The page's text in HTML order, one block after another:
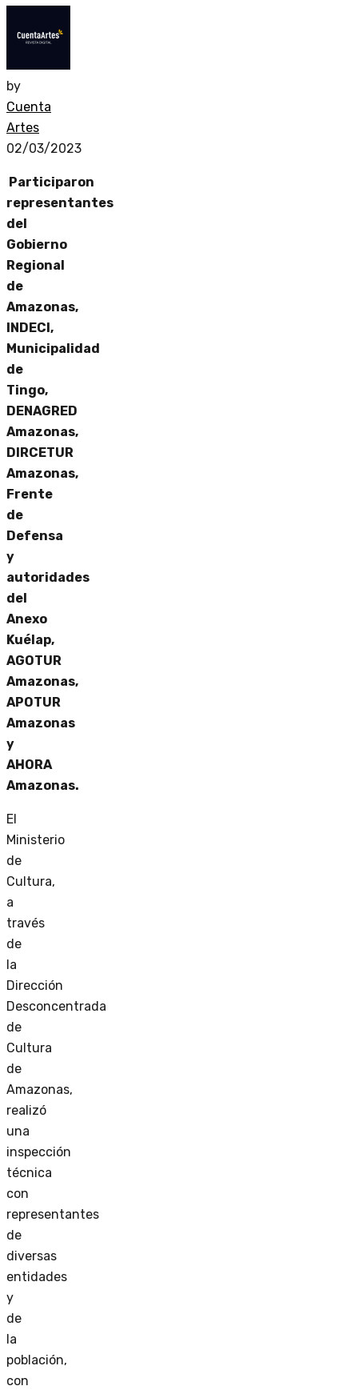
by
Cuenta
Artes
02/03/2023
Participaron
representantes
del
Gobierno
Regional
de
Amazonas,
INDECI,
Municipalidad
de
Tingo,
DENAGRED
Amazonas,
DIRCETUR
Amazonas,
Frente
de
Defensa
y
autoridades
del
Anexo
Kuélap,
AGOTUR
Amazonas,
APOTUR
Amazonas
y
AHORA
Amazonas.
El
Ministerio
de
Cultura,
a
través
de
la
Dirección
Desconcentrada
de
Cultura
de
Amazonas,
realizó
una
inspección
técnica
con
representantes
de
diversas
entidades
y
de
la
población,
con